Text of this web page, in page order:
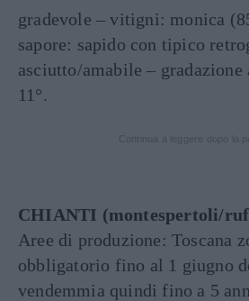
gradevole – vitigni: monica
sapore: sapido con tipico
asciutto/amabile –
11°.
CHIANTI (montespertoli/
Aree di produzione: Toscana
obbligatorio fino al 1 giugno
vendemmia quindi fino a 5